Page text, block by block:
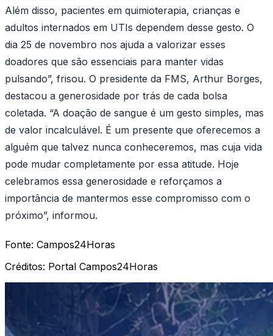
Além disso, pacientes em quimioterapia, crianças e
adultos internados em UTIs dependem desse gesto. O
dia 25 de novembro nos ajuda a valorizar esses
doadores que são essenciais para manter vidas
pulsando”, frisou. O presidente da FMS, Arthur Borges,
destacou a generosidade por trás de cada bolsa
coletada. “A doação de sangue é um gesto simples, mas
de valor incalculável. É um presente que oferecemos a
alguém que talvez nunca conheceremos, mas cuja vida
pode mudar completamente por essa atitude. Hoje
celebramos essa generosidade e reforçamos a
importância de mantermos esse compromisso com o
próximo”, informou.
Fonte: Campos24Horas
Créditos: Portal Campos24Horas